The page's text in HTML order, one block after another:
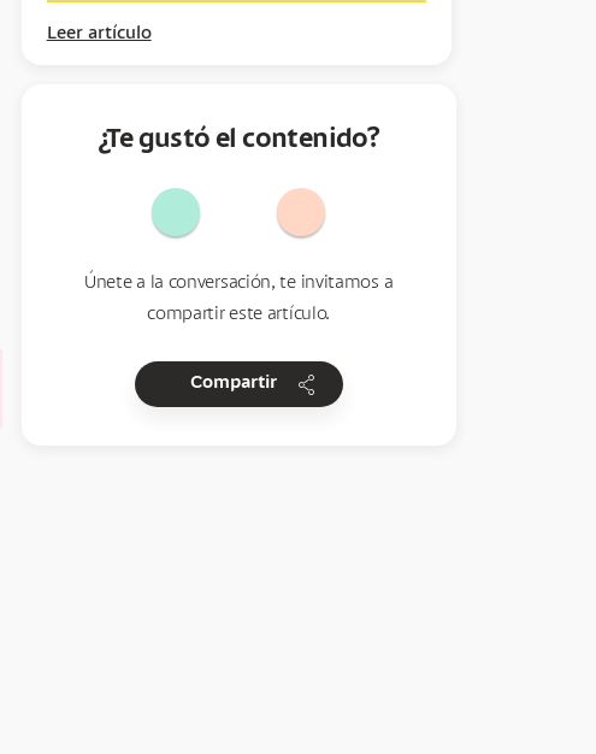
Leer artículo
¿Te gustó el contenido?
Únete a la conversación, te invitamos a
compartir este artículo.
Compartir share